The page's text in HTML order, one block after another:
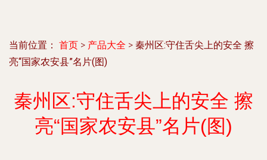
当前位置： 首页 > 产品大全 > 秦州区:守住舌尖上的安全 擦
亮“国家农安县”名片(图)
秦州区:守住舌尖上的安全 擦
亮“国家农安县”名片(图)